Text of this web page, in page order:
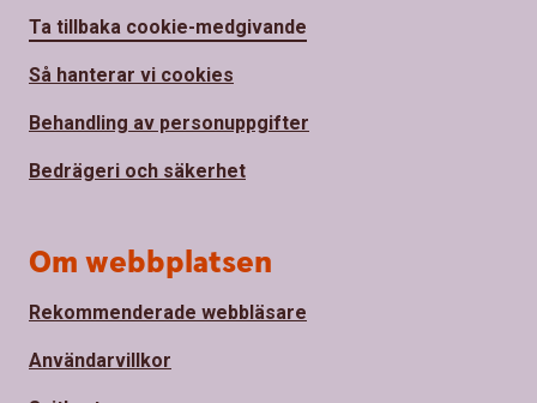
Ta tillbaka cookie-medgivande
Så hanterar vi cookies
Behandling av personuppgifter
Bedrägeri och säkerhet
Om webbplatsen
Rekommenderade webbläsare
Användarvillkor